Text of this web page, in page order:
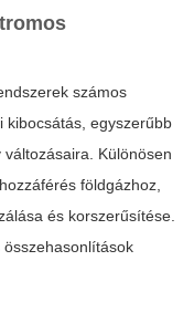
számos
kibocsátás, egyszerűbb
Különösen
földgázhoz,
és korszerűsítése.